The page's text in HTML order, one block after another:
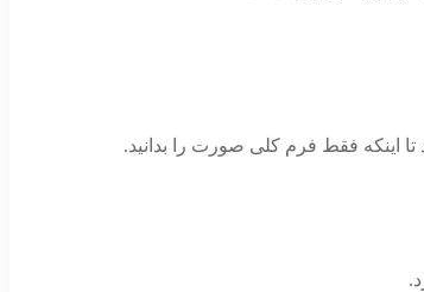
اینکه فقط فرم کلی صورت را بدانید.